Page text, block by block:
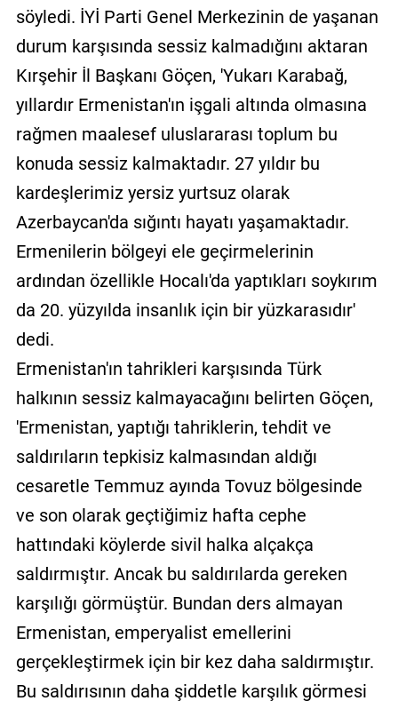
söyledi. İYİ Parti Genel Merkezinin de yaşanan
durum karşısında sessiz kalmadığını aktaran
Kırşehir İl Başkanı Göçen, 'Yukarı Karabağ,
yıllardır Ermenistan'ın işgali altında olmasına
rağmen maalesef uluslararası toplum bu
konuda sessiz kalmaktadır. 27 yıldır bu
kardeşlerimiz yersiz yurtsuz olarak
Azerbaycan'da sığıntı hayatı yaşamaktadır.
Ermenilerin bölgeyi ele geçirmelerinin
ardından özellikle Hocalı'da yaptıkları soykırım
da 20. yüzyılda insanlık için bir yüzkarasıdır'
dedi.
Ermenistan'ın tahrikleri karşısında Türk
halkının sessiz kalmayacağını belirten Göçen,
'Ermenistan, yaptığı tahriklerin, tehdit ve
saldırıların tepkisiz kalmasından aldığı
cesaretle Temmuz ayında Tovuz bölgesinde
ve son olarak geçtiğimiz hafta cephe
hattındaki köylerde sivil halka alçakça
saldırmıştır. Ancak bu saldırılarda gereken
karşılığı görmüştür. Bundan ders almayan
Ermenistan, emperyalist emellerini
gerçekleştirmek için bir kez daha saldırmıştır.
Bu saldırısının daha şiddetle karşılık görmesi